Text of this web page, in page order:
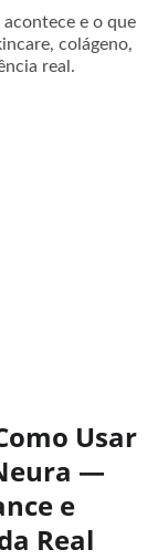
e o que
colágeno,
real.
Usar
—
e
Real